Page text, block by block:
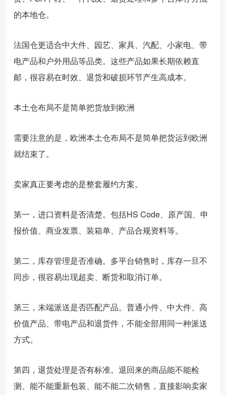
的本地仓。
法国仓更适合中大件、园艺、家具、汽配、小家电、带
电产品和户外用品等品类。这些产品如果长期依赖直
邮，很容易在时效、退货和破损环节产生高成本。
本土仓布局不是简单把货放到欧洲
需要注意的是，欧洲本土仓布局不是简单把货运到欧洲
就结束了。
卖家真正要考虑的是整套履约方案。
第一，进口资料是否清楚。包括HS Code、原产国、申
报价值、商业发票、装箱单、产品合规资料等。
第二，库存管理是否准确。多平台销售时，库存一旦不
同步，很容易出现超卖、断货和取消订单。
第三，末端派送是否匹配产品。普通小件、中大件、高
价值产品、带电产品和退货件，不能全部用同一种派送
方式。
第四，退货处理是否有标准。退回来的商品能不能检
测、能不能重新包装、能不能二次销售，直接影响卖家